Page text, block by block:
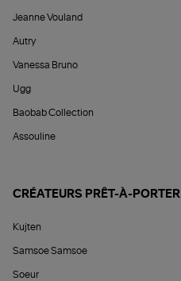
Jeanne Vouland
Autry
Vanessa Bruno
Ugg
Baobab Collection
Assouline
CRÉATEURS PRÊT-À-PORTER
Kujten
Samsoe Samsoe
Soeur